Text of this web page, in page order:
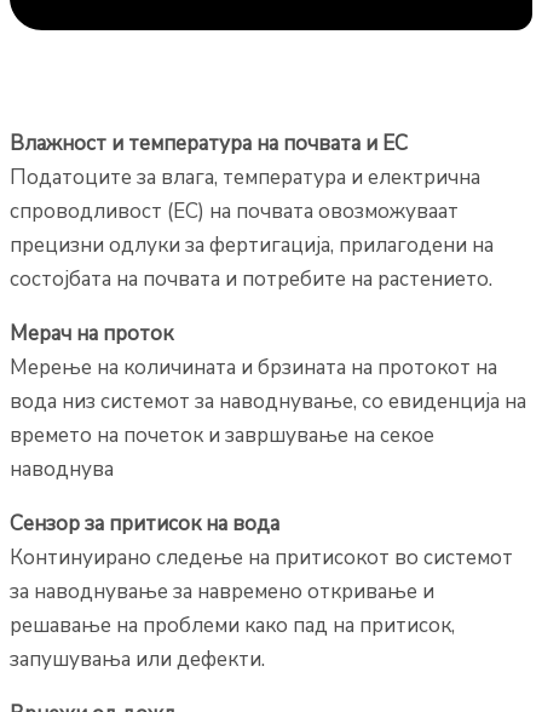
Влажност и температура на почвата и EC
Податоците за влага, температура и електрична
спроводливост (EC) на почвата овозможуваат
прецизни одлуки за фертигација, прилагодени на
состојбата на почвата и потребите на растението.
Мерач на проток
Мерење на количината и брзината на протокот на
вода низ системот за наводнување, со евиденција на
времето на почеток и завршување на секое
наводнува
Сензор за притисок на вода
Континуирано следење на притисокот во системот
за наводнување за навремено откривање и
решавање на проблеми како пад на притисок,
запушувања или дефекти.